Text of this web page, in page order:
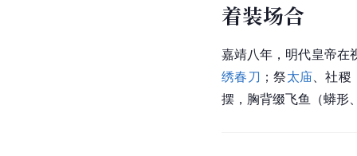
着装场合
嘉靖八年，明代皇帝在
绣春刀 ；祭太庙、社稷
摆，胸背缀飞鱼（蟒形